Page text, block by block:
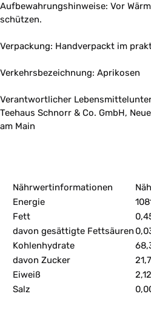
Aufbewahrungshinweise: Vor
schützen.
Verpackung: Handverpackt im
Verkehrsbezeichnung: Aprikosen
Verantwortlicher
Teehaus Schnorr & Co. GmbH,
am Main
Nährwertinformationen
Energie
Fett
davon gesättigte Fettsäuren
Kohlenhydrate
davon Zucker
Eiweiß
Salz